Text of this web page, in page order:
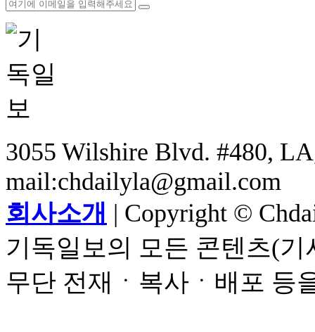
3055 Wilshire Blvd. #480,
mail:chdailyla@gmail.com
회사소개 | Copyright ©
기독일보의 모든 콘텐츠(
무단 전재ㆍ복사ㆍ배포 등